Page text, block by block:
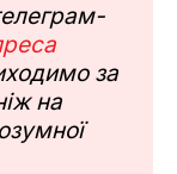
за
на